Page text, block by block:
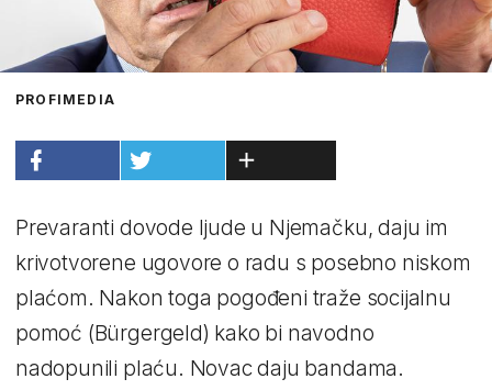
PROFIMEDIA
Prevaranti dovode ljude u Njemačku, daju im
krivotvorene ugovore o radu s posebno niskom
plaćom. Nakon toga pogođeni traže socijalnu
pomoć (Bürgergeld) kako bi navodno
nadopunili plaću. Novac daju bandama.